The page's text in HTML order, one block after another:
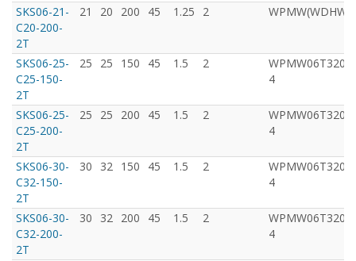
SKS06-21-
C20-200-
2T
21 20 200 45 1.25 2
SKS06-25-
C25-150-
2T
25 25 150 45 1.5 2
4
SKS06-25-
C25-200-
2T
25 25 200 45 1.5 2
4
SKS06-30-
C32-150-
2T
30 32 150 45 1.5 2
4
SKS06-30-
C32-200-
2T
30 32 200 45 1.5 2
4